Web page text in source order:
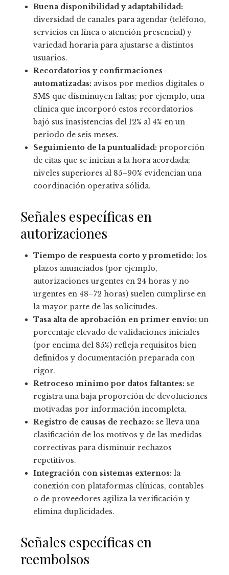
Buena disponibilidad y adaptabilidad:
diversidad de canales para agendar (teléfono,
servicios en línea o atención presencial) y
variedad horaria para ajustarse a distintos
usuarios.
Recordatorios y confirmaciones
automatizadas: avisos por medios digitales o
SMS que disminuyen faltas; por ejemplo, una
clínica que incorporó estos recordatorios
bajó sus inasistencias del 12% al 4% en un
periodo de seis meses.
Seguimiento de la puntualidad: proporción
de citas que se inician a la hora acordada;
niveles superiores al 85–90% evidencian una
coordinación operativa sólida.
Señales específicas en
autorizaciones
Tiempo de respuesta corto y prometido: los
plazos anunciados (por ejemplo,
autorizaciones urgentes en 24 horas y no
urgentes en 48–72 horas) suelen cumplirse en
la mayor parte de las solicitudes.
Tasa alta de aprobación en primer envío: un
porcentaje elevado de validaciones iniciales
(por encima del 85%) refleja requisitos bien
definidos y documentación preparada con
rigor.
Retroceso mínimo por datos faltantes: se
registra una baja proporción de devoluciones
motivadas por información incompleta.
Registro de causas de rechazo: se lleva una
clasificación de los motivos y de las medidas
correctivas para disminuir rechazos
repetitivos.
Integración con sistemas externos: la
conexión con plataformas clínicas, contables
o de proveedores agiliza la verificación y
elimina duplicidades.
Señales específicas en
reembolsos